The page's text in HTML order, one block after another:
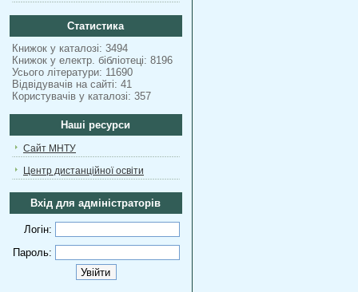
Статистика
Книжок у каталозі: 3494
Книжок у електр. бібліотеці: 8196
Усього літератури: 11690
Відвідувачів на сайті: 41
Користувачів у каталозі: 357
Наші ресурси
Сайт МНТУ
Центр дистанційної освіти
Вхід для адміністраторів
Логін:
Пароль: